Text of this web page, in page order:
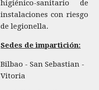
higiénico-sanitario de
instalaciones con riesgo
de legionella.
Sedes de impartición:
Bilbao - San Sebastian -
Vitoria